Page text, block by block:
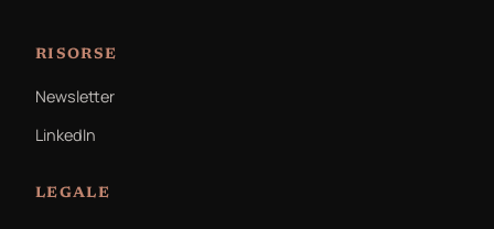
RISORSE
Newsletter
LinkedIn
LEGALE